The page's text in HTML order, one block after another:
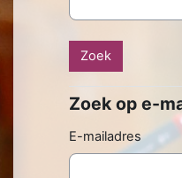
Zoek op e-
Zoek op e-
E-mailadres